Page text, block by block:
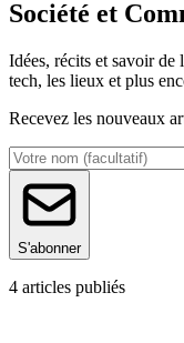
Société et
Idées, récits et savoir
tech, les lieux et plus
Recevez les nouveaux
S'abonner
4 articles publiés